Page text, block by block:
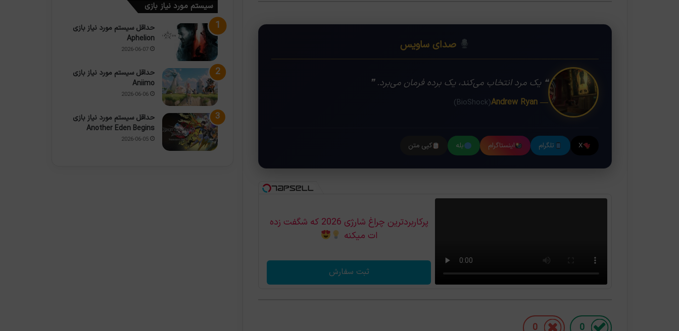
❝ صدای ساویس
❝ یک مرد انتخاب می‌کند، یک برده فرمان می‌برد. ❞
— Andrew Ryan
(BioShock)
X تلگرام اینستاگرام بله کپی متن
پرکاربردترین چراغ شارژی 2026 که شگفت زده
ات میکنه
ثبت سفارش
0
0
سیستم مورد نیاز بازی
حداقل سیستم مورد نیاز بازی
Aphelion
2026-06-07
حداقل سیستم مورد نیاز بازی
Aniimo
2026-06-06
حداقل سیستم مورد نیاز بازی
Another Eden Begins
2026-06-05